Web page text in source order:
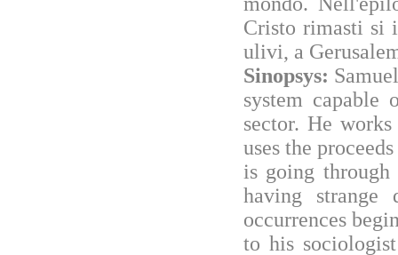
Cristo rimasti si
ulivi, a
Sinopsys:
system capable
sector. He
uses the
is going
having strange
occurrences
to his